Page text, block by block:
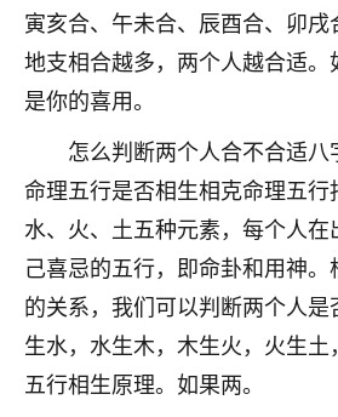
寅亥合、午未合、辰酉合、卯
地支相合越多，两个人越合适
是你的喜用。
怎么判断两个人合不合适八
命理五行是否相生相克命理五行
水、火、土五种元素，每个人在
己喜忌的五行，即命卦和用神
的关系，我们可以判断两个人
生水，水生木，木生火，火生
五行相生原理。如果两。
鹿森：你可以找老师看看
啊！
太阳当空赵
是我从找店开始都是找慧来
址、风水、还有开业日子
大环境不好，但是我家生意
刚找老师做了补财库，希
2小时前 来自海南
梦醒时分
我女儿高二叛逆，大半年不上
的，把我们两口子愁的不行，